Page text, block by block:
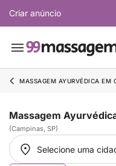
Criar anúncio
MASSAGEM AYURVÉDICA EM
Massagem
(Campinas, SP)
Selecione uma cidade
Selecione uma